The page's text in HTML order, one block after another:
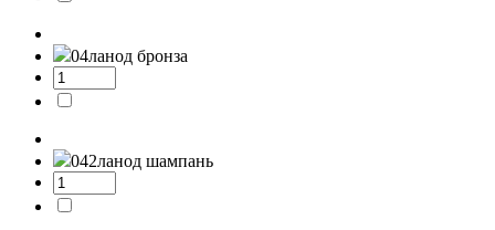
04ланод бронза
042ланод шампань